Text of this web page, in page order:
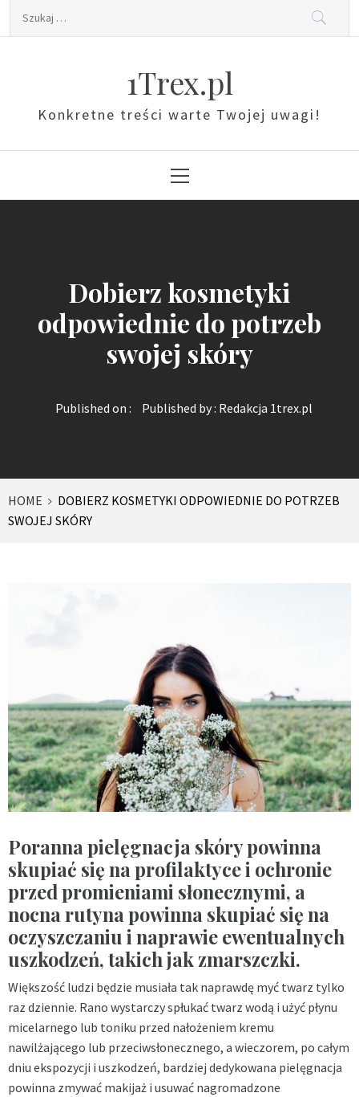
Szukaj:
1Trex.pl
Konkretne treści warte Twojej uwagi!
Menu
Dobierz kosmetyki
odpowiednie do potrzeb
swojej skóry
Published on : Published by : Redakcja 1trex.pl
HOME
DOBIERZ KOSMETYKI ODPOWIEDNIE DO POTRZEB
SWOJEJ SKÓRY
Poranna pielęgnacja skóry powinna
skupiać się na profilaktyce i ochronie
przed promieniami słonecznymi, a
nocna rutyna powinna skupiać się na
oczyszczaniu i naprawie ewentualnych
uszkodzeń, takich jak zmarszczki.
Większość ludzi będzie musiała tak naprawdę myć twarz tylko
raz dziennie. Rano wystarczy spłukać twarz wodą i użyć płynu
micelarnego lub toniku przed nałożeniem kremu
nawilżającego lub przeciwsłonecznego, a wieczorem, po całym
dniu ekspozycji i uszkodzeń, bardziej dedykowana pielęgnacja
powinna zmywać makijaż i usuwać nagromadzone